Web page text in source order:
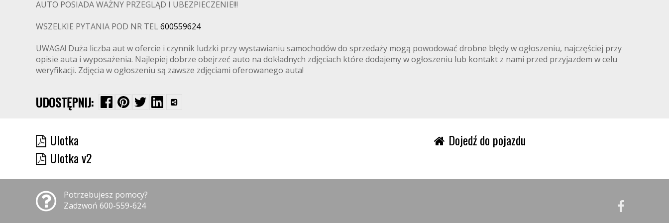
AUTO POSIADA WAŻNY PRZEGLĄD I UBEZPIECZENIE!!!
WSZELKIE PYTANIA POD NR TEL 600559624
UWAGA! Duża liczba aut w ofercie i czynnik ludzki przy wystawianiu samochodów do sprzedaży mogą powodować drobne błędy w ogłoszeniu, najczęściej przy
opisie auta i wyposażenia. Najlepiej dobrze obejrzeć auto na dokładnych zdjęciach które dodajemy w ogłoszeniu lub kontakt z nami przed przyjazdem w celu
weryfikacji. Zdjęcia w ogłoszeniu są zawsze zdjęciami oferowanego auta!
UDOSTĘPNIJ:
Ulotka
Ulotka v2
Dojedź do pojazdu
Potrzebujesz pomocy?
Zadzwoń 600-559-624